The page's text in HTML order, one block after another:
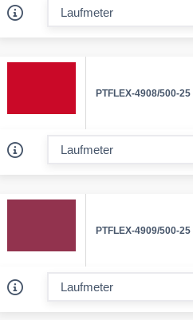
PTFLEX-4908/500-25
PTFLEX-4909/500-25